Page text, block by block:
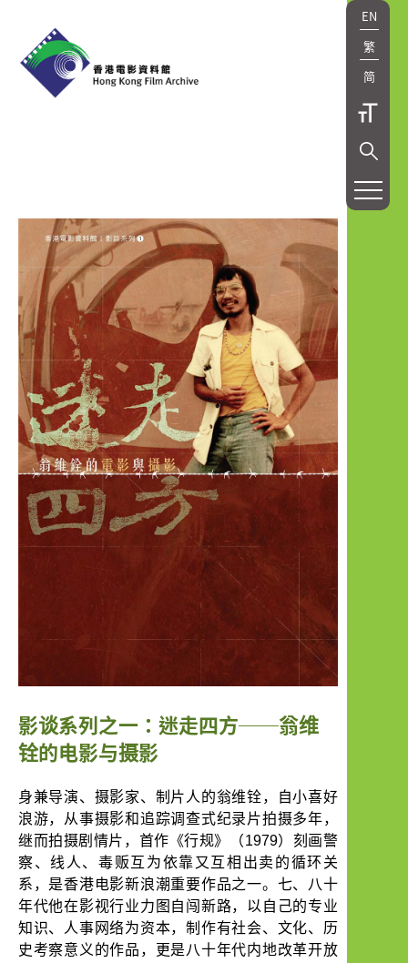
EN
繁
简
影谈系列之一：迷走四方──翁维
铨的电影与摄影
身兼导演、摄影家、制片人的翁维铨，自小喜好
浪游，从事摄影和追踪调查式纪录片拍摄多年，
继而拍摄剧情片，首作《行规》（1979）刻画警
察、线人、毒贩互为依靠又互相出卖的循环关
系，是香港电影新浪潮重要作品之一。七、八十
年代他在影视行业力图自闯新路，以自己的专业
知识、人事网络为资本，制作有社会、文化、历
史考察意义的作品，更是八十年代内地改革开放